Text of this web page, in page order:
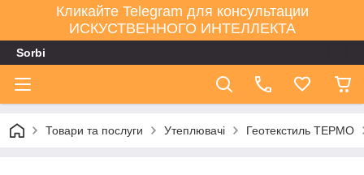
Кликайте Telegram для консультации
ИСКУСТВЕННОГО ИНТЕЛЛЕКТА
Sorbi
Товари та послуги Утеплювачі Геотекстиль ТЕРМО